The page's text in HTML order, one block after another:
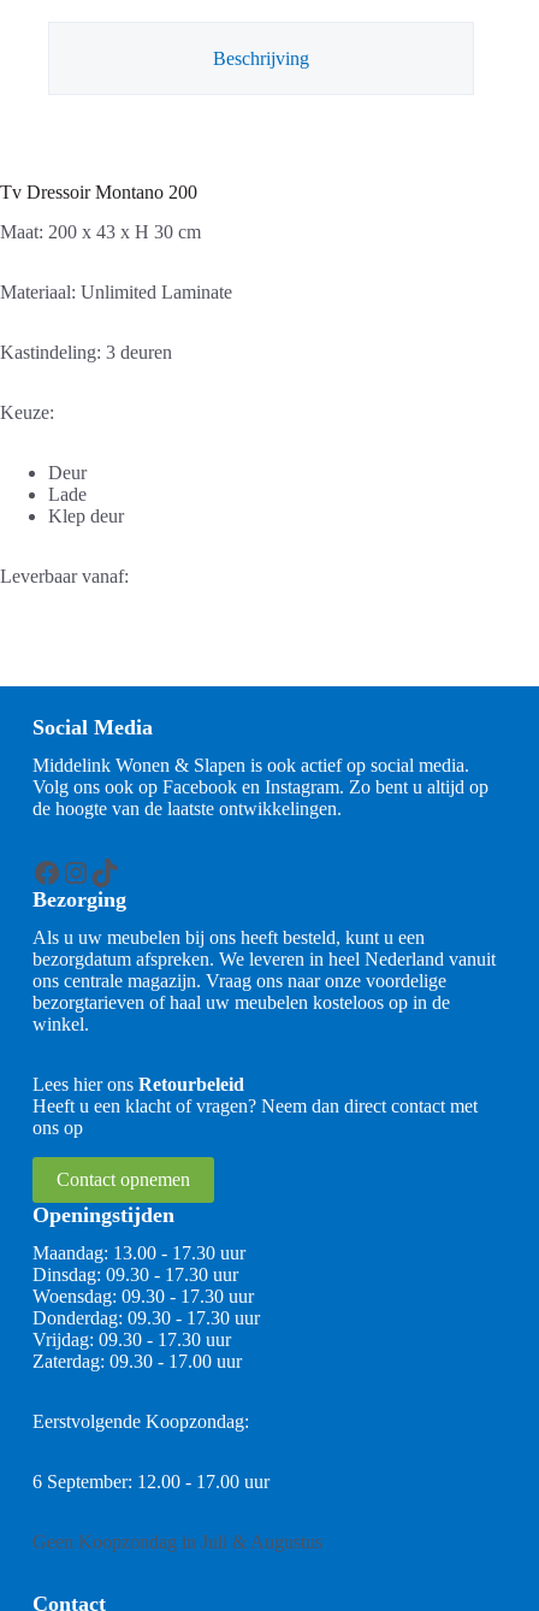
Beschrijving
Tv Dressoir Montano 200
Maat: 200 x 43 x H 30 cm
Materiaal: Unlimited Laminate
Kastindeling: 3 deuren
Keuze:
Deur
Lade
Klep deur
Leverbaar vanaf:
Social Media
Middelink Wonen & Slapen is ook actief op social media.
Volg ons ook op Facebook en Instagram. Zo bent u altijd op
de hoogte van de laatste ontwikkelingen.
Facebook
Instagram
TikTok
Bezorging
Als u uw meubelen bij ons heeft besteld, kunt u een
bezorgdatum afspreken. We leveren in heel Nederland vanuit
ons centrale magazijn. Vraag ons naar onze voordelige
bezorgtarieven of haal uw meubelen kosteloos op in de
winkel.
Lees hier ons Retourbeleid
Heeft u een klacht of vragen? Neem dan direct contact met
ons op
Contact opnemen
Openingstijden
Maandag: 13.00 - 17.30 uur
Dinsdag: 09.30 - 17.30 uur
Woensdag: 09.30 - 17.30 uur
Donderdag: 09.30 - 17.30 uur
Vrijdag: 09.30 - 17.30 uur
Zaterdag: 09.30 - 17.00 uur
Eerstvolgende Koopzondag:
6 September: 12.00 - 17.00 uur
Geen Koopzondag in Juli & Augustus
Contact